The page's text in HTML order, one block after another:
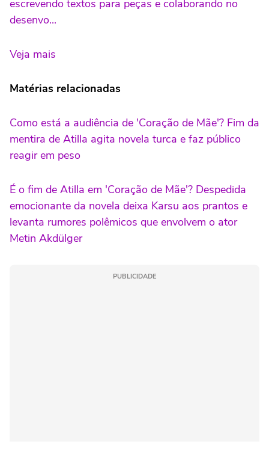
escrevendo textos para peças e colaborando no
desenvo...
Veja mais
Matérias relacionadas
Como está a audiência de 'Coração de Mãe'? Fim da
mentira de Atilla agita novela turca e faz público
reagir em peso
É o fim de Atilla em 'Coração de Mãe'? Despedida
emocionante da novela deixa Karsu aos prantos e
levanta rumores polêmicos que envolvem o ator
Metin Akdülger
PUBLICIDADE